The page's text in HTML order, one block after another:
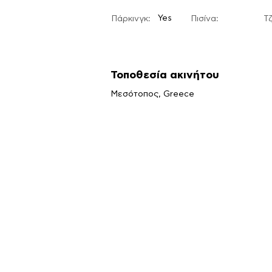
Πάρκινγκ: Yes Πισίνα:
Τοποθεσία ακινήτου
Μεσότοπος, Greece